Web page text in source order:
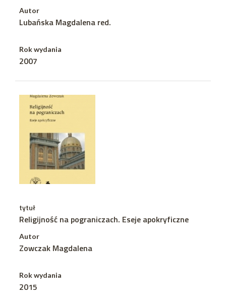
Autor
Lubańska Magdalena red.
Rok wydania
2007
tytuł
Religijność na pograniczach. Eseje apokryficzne
Autor
Zowczak Magdalena
Rok wydania
2015